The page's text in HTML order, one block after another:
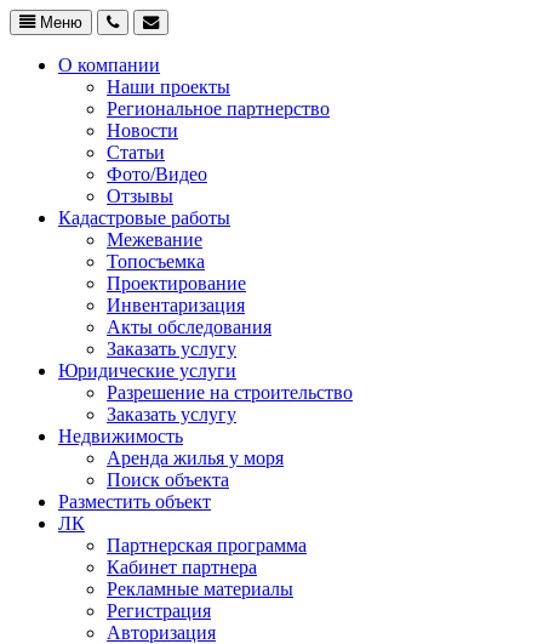
Меню
О компании
Наши проекты
Региональное партнерство
Новости
Статьи
Фото/Видео
Отзывы
Кадастровые работы
Межевание
Топосъемка
Проектирование
Инвентаризация
Акты обследования
Заказать услугу
Юридические услуги
Разрешение на строительство
Заказать услугу
Недвижимость
Аренда жилья у моря
Поиск объекта
Разместить объект
ЛК
Партнерская программа
Кабинет партнера
Рекламные материалы
Регистрация
Авторизация